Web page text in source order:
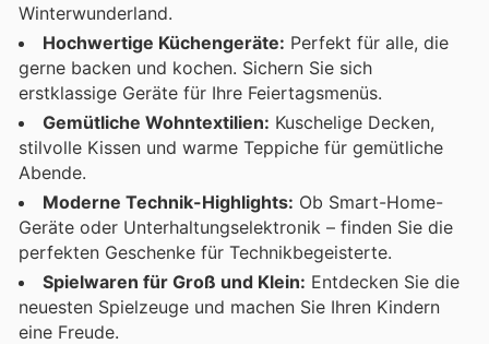
Winterwunderland.
Hochwertige Küchengeräte: Perfekt für alle, die
gerne backen und kochen. Sichern Sie sich
erstklassige Geräte für Ihre Feiertagsmenüs.
Gemütliche Wohntextilien: Kuschelige Decken,
stilvolle Kissen und warme Teppiche für gemütliche
Abende.
Moderne Technik-Highlights: Ob Smart-Home-
Geräte oder Unterhaltungselektronik – finden Sie die
perfekten Geschenke für Technikbegeisterte.
Spielwaren für Groß und Klein: Entdecken Sie die
neuesten Spielzeuge und machen Sie Ihren Kindern
eine Freude.